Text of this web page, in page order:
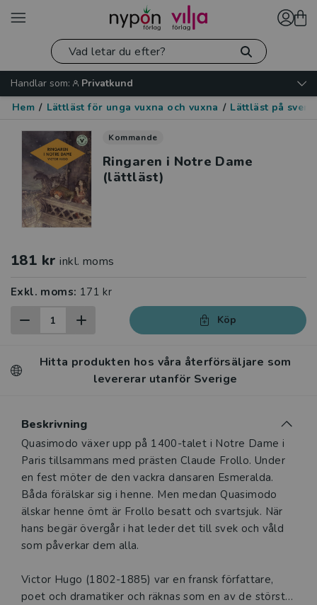
Handlar som:
Privatkund
Hem / Lättläst för unga vuxna och vuxna / Lättläst på
Kommande
Ringaren i Notre Dame
(lättläst)
181 kr inkl. moms
Exkl. moms: 171 kr
Köp
Hitta produkten hos våra återförsäljare som
levererar utanför Sverige
Beskrivning
Beskrivning
Quasimodo växer upp på 1400-talet i Notre Dame i
Paris tillsammans med prästen Claude Frollo. Under
en fest möter de den vackra dansaren Esmeralda.
Båda förälskar sig i henne. Men medan Quasimodo
älskar henne ömt är Frollo besatt och svartsjuk. När
hans begär övergår i hat leder det till svek och våld
som påverkar dem alla.
Victor Hugo (1802-1885) var en fransk författare,
poet och dramatiker och räknas som en av de största.